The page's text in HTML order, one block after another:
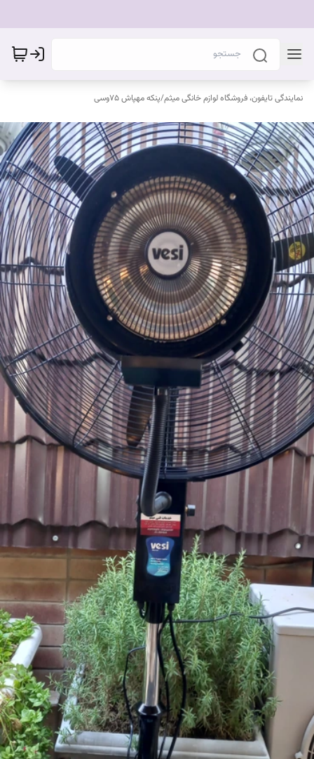
نمایندگی تایفون، فروشگاه لوازم خانگی میثم/پنکه مهپاش ۷۵وسی